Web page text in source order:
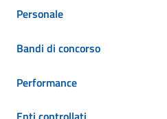
Personale
Bandi di concorso
Performance